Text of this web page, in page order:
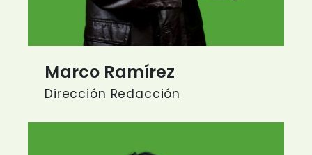
Marco Ramírez
Dirección Redacción